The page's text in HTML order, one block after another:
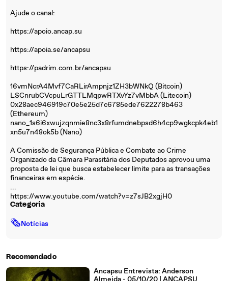
Ajude o canal:
https://apoio.ancap.su
https://apoia.se/ancapsu
https://padrim.com.br/ancapsu
16vmNcrA4Mvf7CaRLirAmpnjz1ZH3bWNkQ (Bitcoin)
LSCnrubCVcpuLrGTTLMqpwRTXvYz7vMbbA (Litecoin)
0x28aec946919c70e5e25d7c6785ede7622278b463
(Ethereum)
nano_1s6i6xwujzqnmie8nc3x8rfumdnebpsd6h4cp9wgkcpk4eb1
xn5u7n48ok5b (Nano)
A Comissão de Segurança Pública e Combate ao Crime
Organizado da Câmara Parasitária dos Deputados aprovou uma
proposta de lei que busca estabelecer limite para as transações
financeiras em espécie.
...
https://www.youtube.com/watch?v=z7sJB2xgjH0
Categoria
🗞Notícias
Recomendado
Ancapsu Entrevista: Anderson